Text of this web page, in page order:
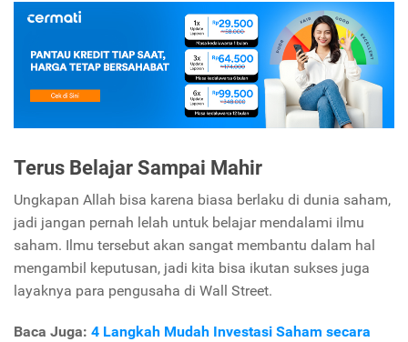
Terus Belajar Sampai Mahir
Ungkapan Allah bisa karena biasa berlaku di dunia saham,
jadi jangan pernah lelah untuk belajar mendalami ilmu
saham. Ilmu tersebut akan sangat membantu dalam hal
mengambil keputusan, jadi kita bisa ikutan sukses juga
layaknya para pengusaha di Wall Street.
Baca Juga: 4 Langkah Mudah Investasi Saham secara